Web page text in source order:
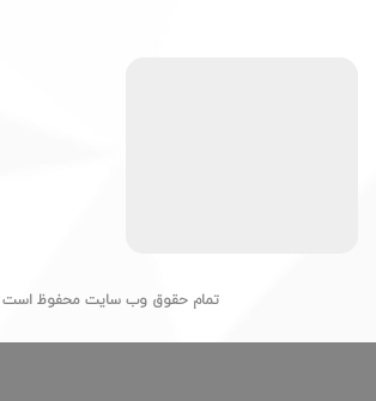
تمام حقوق وب سایت محفوظ است